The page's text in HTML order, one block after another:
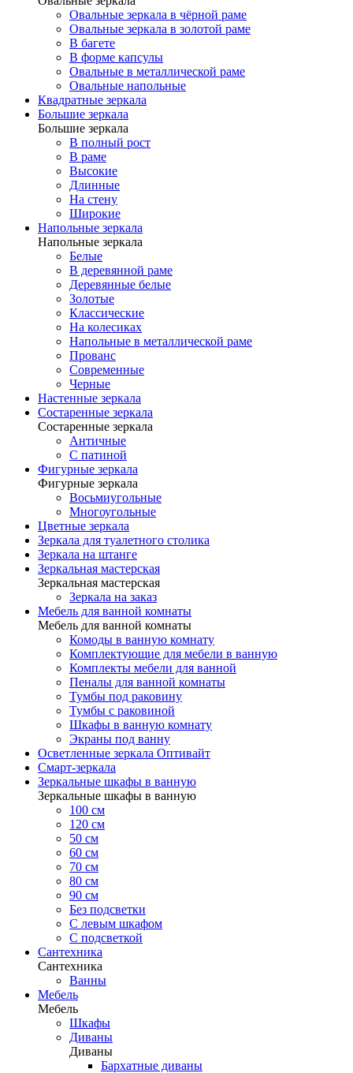
Овальные зеркала в чёрной раме
Овальные зеркала в золотой раме
В багете
В форме капсулы
Овальные в металлической раме
Овальные напольные
Квадратные зеркала
Большие зеркала
Большие зеркала
В полный рост
В раме
Высокие
Длинные
На стену
Широкие
Напольные зеркала
Напольные зеркала
Белые
В деревянной раме
Деревянные белые
Золотые
Классические
На колесиках
Напольные в металлической раме
Прованс
Современные
Черные
Настенные зеркала
Состаренные зеркала
Состаренные зеркала
Античные
С патиной
Фигурные зеркала
Фигурные зеркала
Восьмиугольные
Многоугольные
Цветные зеркала
Зеркала для туалетного столика
Зеркала на штанге
Зеркальная мастерская
Зеркальная мастерская
Зеркала на заказ
Мебель для ванной комнаты
Мебель для ванной комнаты
Комоды в ванную комнату
Комплектующие для мебели в ванную
Комплекты мебели для ванной
Пеналы для ванной комнаты
Тумбы под раковину
Тумбы с раковиной
Шкафы в ванную комнату
Экраны под ванну
Осветленные зеркала Оптивайт
Смарт-зеркала
Зеркальные шкафы в ванную
Зеркальные шкафы в ванную
100 см
120 см
50 см
60 см
70 см
80 см
90 см
Без подсветки
С левым шкафом
С подсветкой
Сантехника
Сантехника
Ванны
Мебель
Мебель
Шкафы
Диваны
Диваны
Бархатные диваны